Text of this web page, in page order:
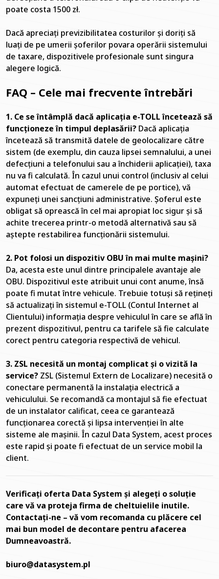
poate costa 1500 zł.
Dacă apreciați previzibilitatea costurilor și doriți să
luați de pe umerii șoferilor povara operării sistemului
de taxare, dispozitivele profesionale sunt singura
alegere logică.
FAQ – Cele mai frecvente întrebări
1. Ce se întâmplă dacă aplicația e-TOLL încetează să
funcționeze în timpul deplasării? Dacă aplicația
încetează să transmită datele de geolocalizare către
sistem (de exemplu, din cauza lipsei semnalului, a unei
defecțiuni a telefonului sau a închiderii aplicației), taxa
nu va fi calculată. În cazul unui control (inclusiv al celui
automat efectuat de camerele de pe portice), vă
expuneți unei sancțiuni administrative. Șoferul este
obligat să oprească în cel mai apropiat loc sigur și să
achite trecerea printr-o metodă alternativă sau să
aștepte restabilirea funcționării sistemului.
2. Pot folosi un dispozitiv OBU în mai multe mașini?
Da, acesta este unul dintre principalele avantaje ale
OBU. Dispozitivul este atribuit unui cont anume, însă
poate fi mutat între vehicule. Trebuie totuși să rețineți
să actualizați în sistemul e-TOLL (Contul Internet al
Clientului) informația despre vehiculul în care se află în
prezent dispozitivul, pentru ca tarifele să fie calculate
corect pentru categoria respectivă de vehicul.
3. ZSL necesită un montaj complicat și o vizită la
service? ZSL (Sistemul Extern de Localizare) necesită o
conectare permanentă la instalația electrică a
vehiculului. Se recomandă ca montajul să fie efectuat
de un instalator calificat, ceea ce garantează
funcționarea corectă și lipsa intervenției în alte
sisteme ale mașinii. În cazul Data System, acest proces
este rapid și poate fi efectuat de un service mobil la
client.
Verificați oferta Data System și alegeți o soluție
care vă va proteja firma de cheltuielile inutile.
Contactați-ne – vă vom recomanda cu plăcere cel
mai bun model de decontare pentru afacerea
Dumneavoastră.
biuro@datasystem.pl